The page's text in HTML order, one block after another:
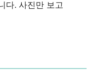
다. 사진만 보고